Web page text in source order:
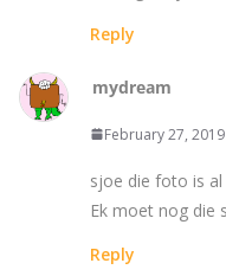
Reply
mydream
February 27,
sjoe die foto is
Ek moet nog die
Reply